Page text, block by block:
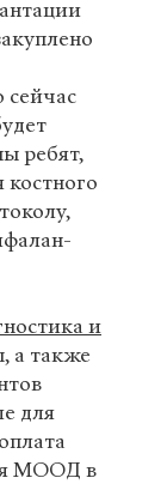
ребят,
и
а также
для
МООД в